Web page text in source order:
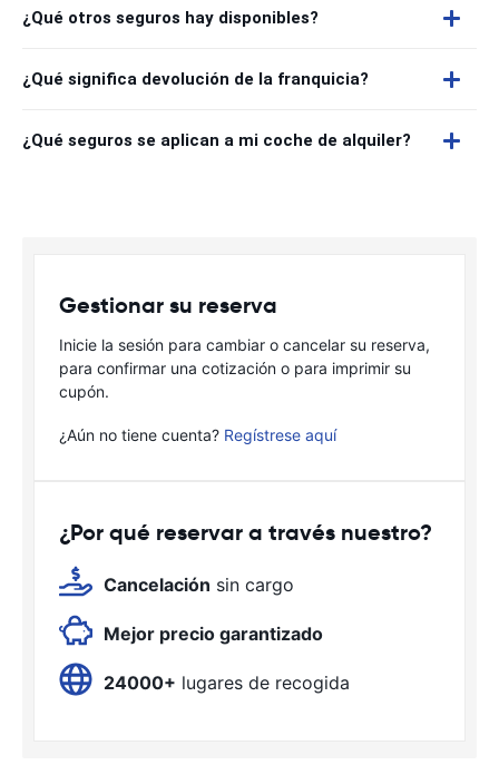
¿Qué otros seguros hay disponibles?
¿Qué significa devolución de la franquicia?
¿Qué seguros se aplican a mi coche de alquiler?
Gestionar su reserva
Inicie la sesión para cambiar o cancelar su reserva,
para confirmar una cotización o para imprimir su
cupón.
¿Aún no tiene cuenta? Regístrese aquí
¿Por qué reservar a través nuestro?
Cancelación sin cargo
Mejor precio garantizado
24000+ lugares de recogida